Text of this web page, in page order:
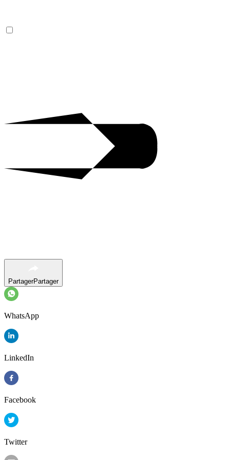
PartagerPartager
WhatsApp
LinkedIn
Facebook
Twitter